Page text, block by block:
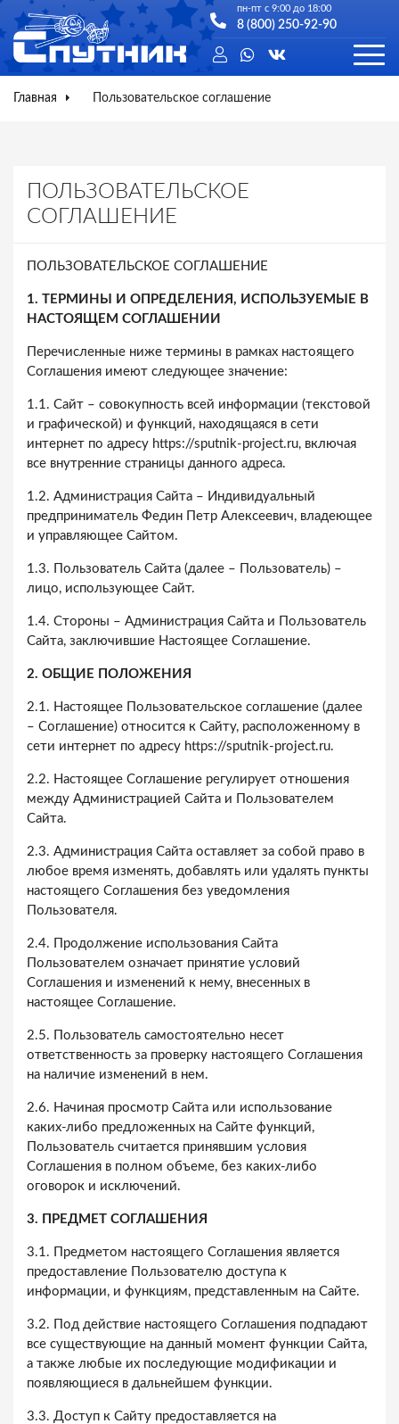
пн-пт с 9:00 до 18:00
8 (800) 250-92-90
Главная Пользовательское соглашение
ПОЛЬЗОВАТЕЛЬСКОЕ
СОГЛАШЕНИЕ
ПОЛЬЗОВАТЕЛЬСКОЕ СОГЛАШЕНИЕ
1. ТЕРМИНЫ И ОПРЕДЕЛЕНИЯ, ИСПОЛЬЗУЕМЫЕ В
НАСТОЯЩЕМ СОГЛАШЕНИИ
Перечисленные ниже термины в рамках настоящего
Соглашения имеют следующее значение:
1.1. Сайт – совокупность всей информации (текстовой
и графической) и функций, находящаяся в сети
интернет по адресу https://sputnik-project.ru, включая
все внутренние страницы данного адреса.
1.2. Администрация Сайта – Индивидуальный
предприниматель Федин Петр Алексеевич, владеющее
и управляющее Сайтом.
1.3. Пользователь Сайта (далее – Пользователь) –
лицо, использующее Сайт.
1.4. Стороны – Администрация Сайта и Пользователь
Сайта, заключившие Настоящее Соглашение.
2. ОБЩИЕ ПОЛОЖЕНИЯ
2.1. Настоящее Пользовательское соглашение (далее
– Соглашение) относится к Сайту, расположенному в
сети интернет по адресу https://sputnik-project.ru.
2.2. Настоящее Соглашение регулирует отношения
между Администрацией Сайта и Пользователем
Сайта.
2.3. Администрация Сайта оставляет за собой право в
любое время изменять, добавлять или удалять пункты
настоящего Соглашения без уведомления
Пользователя.
2.4. Продолжение использования Сайта
Пользователем означает принятие условий
Соглашения и изменений к нему, внесенных в
настоящее Соглашение.
2.5. Пользователь самостоятельно несет
ответственность за проверку настоящего Соглашения
на наличие изменений в нем.
2.6. Начиная просмотр Сайта или использование
каких-либо предложенных на Сайте функций,
Пользователь считается принявшим условия
Соглашения в полном объеме, без каких-либо
оговорок и исключений.
3. ПРЕДМЕТ СОГЛАШЕНИЯ
3.1. Предметом настоящего Соглашения является
предоставление Пользователю доступа к
информации, и функциям, представленным на Сайте.
3.2. Под действие настоящего Соглашения подпадают
все существующие на данный момент функции Сайта,
а также любые их последующие модификации и
появляющиеся в дальнейшем функции.
3.3. Доступ к Сайту предоставляется на